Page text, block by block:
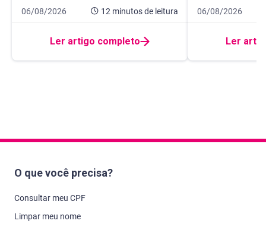
Data de publicação 6 de agosto de 2026
06/08/2026 12 minutosde leitura
12 minutos de leitura
Ler artigo completo
Data de
06/08/2026
8 minutos de
Ler
O que você precisa?
Consultar meu CPF
Limpar meu nome